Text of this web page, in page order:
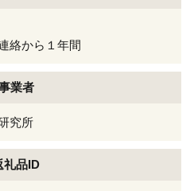
絡から１年間
業者
究所
礼品ID